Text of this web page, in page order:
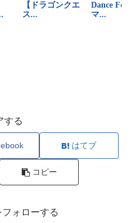
する
はてブ
コピー
ォローする